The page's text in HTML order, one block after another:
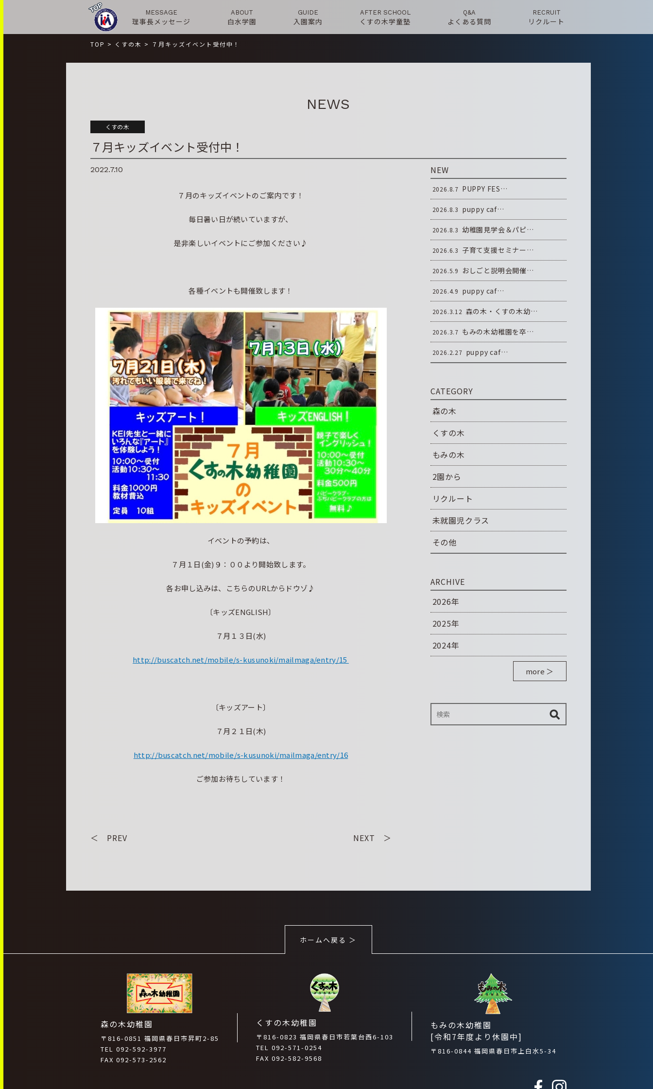
MESSAGE
理事長メッセージ
ABOUT
白水学園
GUIDE
入園案内
AFTER SCHOOL
くすの木学童塾
Q&A
よくある質問
RECRUIT
リクルート
TOP > くすの木 > ７月キッズイベント受付中！
NEWS
くすの木
７月キッズイベント受付中！
2022.7.10
７月のキッズイベントのご案内です！
毎日暑い日が続いていますが、
是非楽しいイベントにご参加ください♪
各種イベントも開催致します！
イベントの予約は、
７月１日(金)９：００より開始致します。
各お申し込みは、こちらのURLからドウゾ♪
〔キッズENGLISH〕
７月１３日(水)
http://buscatch.net/mobile/s-kusunoki/mailmaga/entry/15
〔キッズアート〕
７月２１日(木)
http://buscatch.net/mobile/s-kusunoki/mailmaga/entry/16
ご参加お待ちしています！
＜ PREV NEXT ＞
NEW
2026.8.7 PUPPY FES…
2026.8.3 puppy caf…
2026.8.3 幼稚園見学会＆パピ…
2026.6.3 子育て支援セミナー…
2026.5.9 おしごと説明会開催…
2026.4.9 puppy caf…
2026.3.12 森の木・くすの木幼…
2026.3.7 もみの木幼稚園を卒…
2026.2.27 puppy caf…
CATEGORY
森の木
くすの木
もみの木
2園から
リクルート
未就園児クラス
その他
ARCHIVE
2026年
2025年
2024年
more ＞
ホームへ戻る ＞
森の木幼稚園
〒816-0851 福岡県春日市昇町2-85
TEL 092-592-3977
FAX 092-573-2562
くすの木幼稚園
〒816-0823 福岡県春日市若葉台西6-103
TEL 092-571-0254
FAX 092-582-9568
もみの木幼稚園
[令和7年度より休園中]
〒816-0844 福岡県春日市上白水5-34